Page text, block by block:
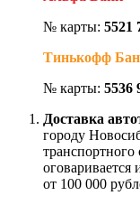
№ карты: 5521
Тинькофф
№ карты: 5536
Доставка
городу
транспортного
оговаривается
от 100 000